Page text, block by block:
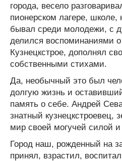
города, весело
пионерском лагере, школе,
бывал среди молодежи, с
делился воспоминаниями
Кузнецкстрое, дополнял
собственными стихами.
Да, необычный это был
долгую жизнь и
память о себе. Андрей
знатный кузнецкстроевец,
мир своей могучей силой
Город наш, рожденный на
принял, взрастил,